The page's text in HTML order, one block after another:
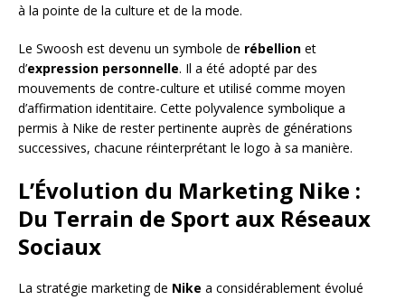
à la pointe de la culture et de la mode.
Le Swoosh est devenu un symbole de rébellion et
d’expression personnelle. Il a été adopté par des
mouvements de contre-culture et utilisé comme moyen
d’affirmation identitaire. Cette polyvalence symbolique a
permis à Nike de rester pertinente auprès de générations
successives, chacune réinterprétant le logo à sa manière.
L’Évolution du Marketing Nike :
Du Terrain de Sport aux Réseaux
Sociaux
La stratégie marketing de Nike a considérablement évolué